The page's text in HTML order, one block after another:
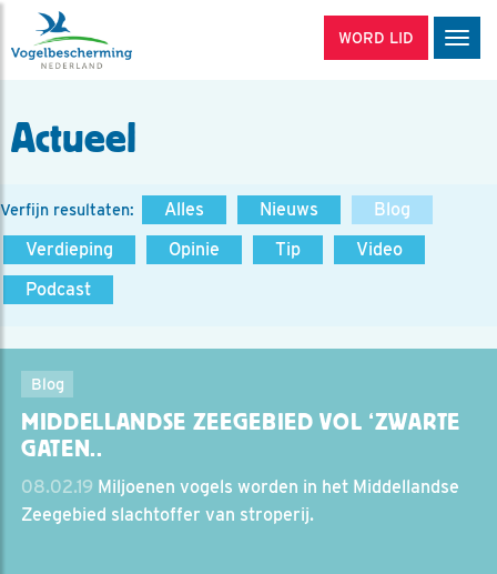
WORD LID
Actueel
Verfijn resultaten: Alles Nieuws
Blog
Verdieping
Opinie Tip
Video
Podcast
Blog
MIDDELLANDSE ZEEGEBIED VOL ‘ZWARTE
GATEN..
08.02.19 Miljoenen vogels worden in het Middellandse
Zeegebied slachtoffer van stroperij.